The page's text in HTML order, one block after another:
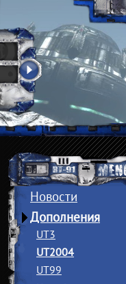
Новости
Дополнения
UT3
UT2004
UT99